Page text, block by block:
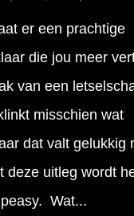
er een prachtige
die jou meer
van een
misschien wat
dat valt gelukkig
deze uitleg wordt
Wat...